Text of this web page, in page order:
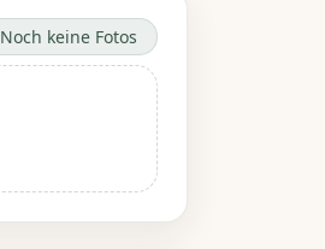
Noch keine Fotos